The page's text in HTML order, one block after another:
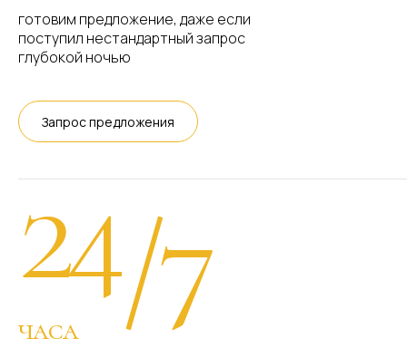
готовим предложение, даже если
поступил нестандартный запрос
глубокой ночью
Запрос предложения
24
/7
часа